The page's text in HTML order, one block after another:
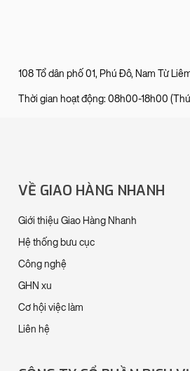
108 Tổ dân phố 01, Phú Đô, Nam Từ
Thời gian hoạt động: 08h00-18h00
VỀ GIAO HÀNG NHANH
Giới thiệu Giao Hàng Nhanh
Hệ thống bưu cục
Công nghệ
GHN xu
Cơ hội việc làm
Liên hệ